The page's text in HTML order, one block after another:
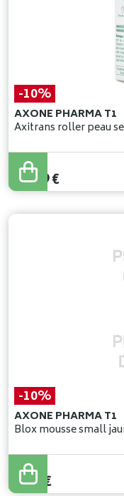
-10%
AXONE PHARMA T1
20,99
18,89€
-10%
AXONE PHARMA T1
Blox mousse small
5,00€
4,50 €